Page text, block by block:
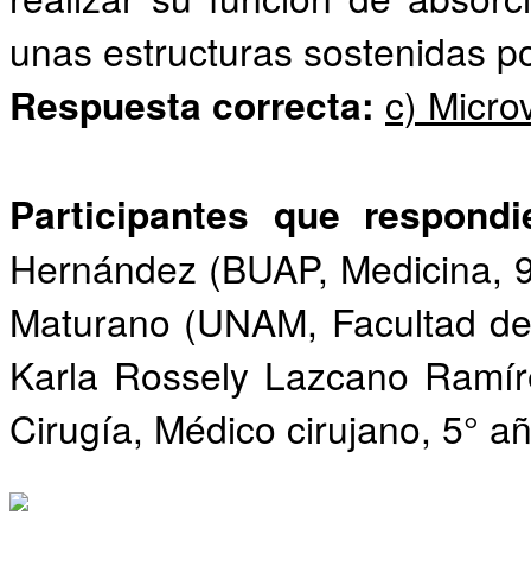
unas estructuras sostenidas
Respuesta correcta: c)
Participantes que
Hernández (BUAP, Medicina,
Maturano (UNAM, Facultad
Karla Rossely Lazcano
Cirugía, Médico cirujano, 5°